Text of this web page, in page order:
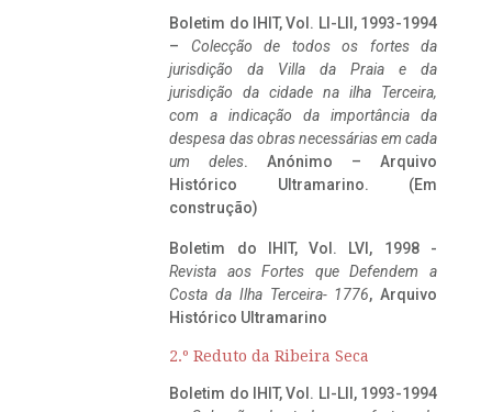
Boletim do IHIT, Vol. LI-LII, 1993-1994
– Colecção de todos os fortes da
jurisdição da Villa da Praia e da
jurisdição da cidade na ilha Terceira,
com a indicação da importância da
despesa das obras necessárias em cada
um deles. Anónimo – Arquivo
Histórico Ultramarino. (Em
construção)
Boletim do IHIT, Vol. LVI, 1998 -
Revista aos Fortes que Defendem a
Costa da Ilha Terceira- 1776, Arquivo
Histórico Ultramarino
2.º Reduto da Ribeira Seca
Boletim do IHIT, Vol. LI-LII, 1993-1994